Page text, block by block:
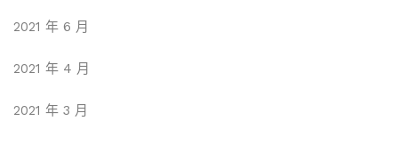
2021 年 6 月
2021 年 4 月
2021 年 3 月